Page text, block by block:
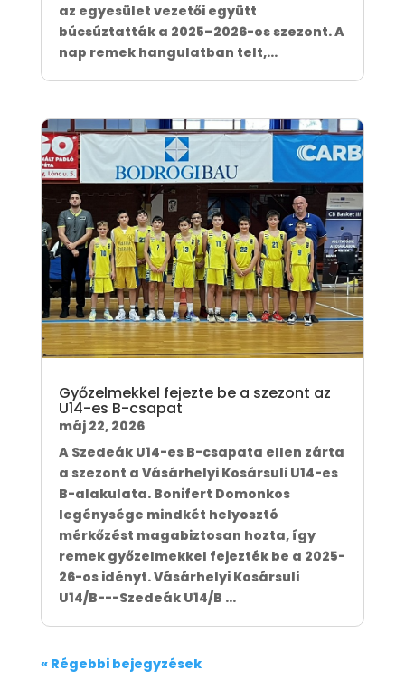
az egyesület vezetői együtt
búcsúztatták a 2025–2026-os szezont. A
nap remek hangulatban telt,...
Győzelmekkel fejezte be a szezont az
U14-es B-csapat
máj 22, 2026
A Szedeák U14-es B-csapata ellen zárta
a szezont a Vásárhelyi Kosársuli U14-es
B-alakulata. Bonifert Domonkos
legénysége mindkét helyosztó
mérkőzést magabiztosan hozta, így
remek győzelmekkel fejezték be a 2025-
26-os idényt. Vásárhelyi Kosársuli
U14/B---Szedeák U14/B ...
« Régebbi bejegyzések